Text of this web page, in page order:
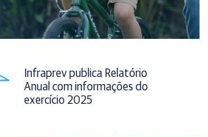
Infraprev publica Relatório
Anual com informações do
exercício 2025